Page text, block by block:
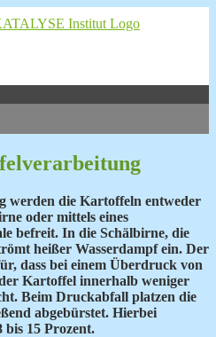
werden die Kartoffeln entweder
oder mittels eines
befreit. In die Schälbirne, die
heißer Wasserdampf ein. Der
dass bei einem Überdruck von
Kartoffel innerhalb weniger
Beim Druckabfall platzen die
abgebürstet. Hierbei
bis 15 Prozent.